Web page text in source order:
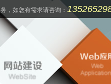
，如您有需求请咨询：